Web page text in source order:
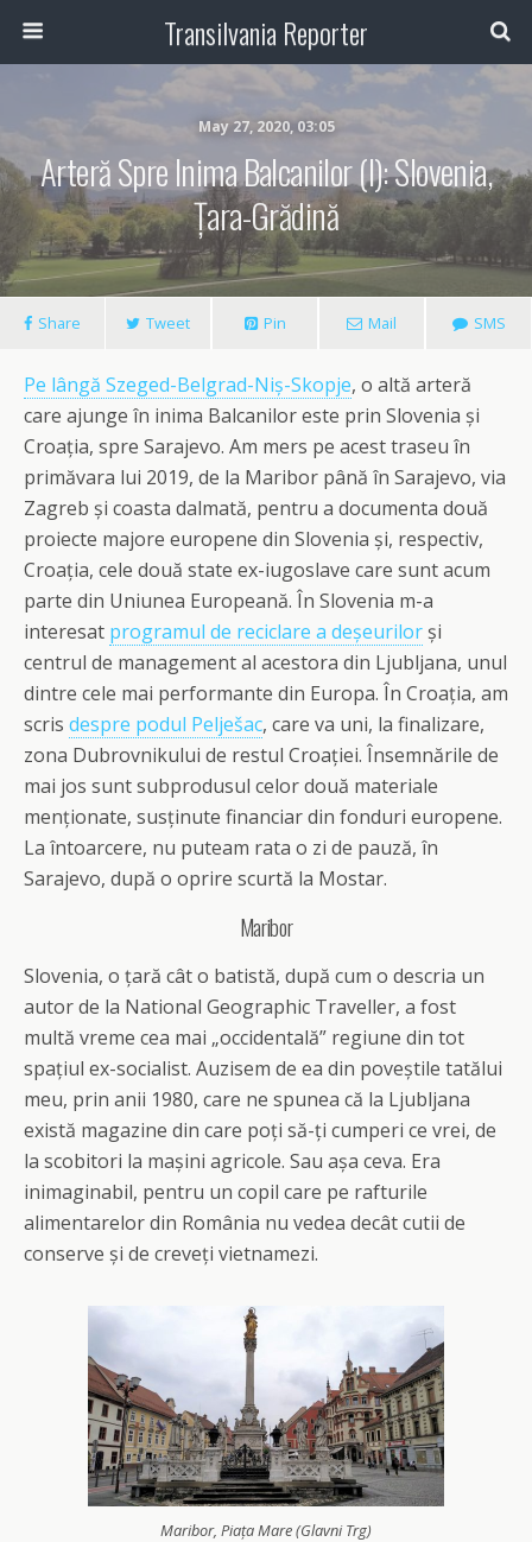
Transilvania Reporter
May 27, 2020, 03:05
Arteră Spre Inima Balcanilor (I): Slovenia,
Țara-Grădină
Share Tweet Pin Mail SMS
Pe lângă Szeged-Belgrad-Niș-Skopje, o altă arteră
care ajunge în inima Balcanilor este prin Slovenia și
Croația, spre Sarajevo. Am mers pe acest traseu în
primăvara lui 2019, de la Maribor până în Sarajevo, via
Zagreb și coasta dalmată, pentru a documenta două
proiecte majore europene din Slovenia și, respectiv,
Croația, cele două state ex-iugoslave care sunt acum
parte din Uniunea Europeană. În Slovenia m-a
interesat programul de reciclare a deșeurilor și
centrul de management al acestora din Ljubljana, unul
dintre cele mai performante din Europa. În Croația, am
scris despre podul Pelješac, care va uni, la finalizare,
zona Dubrovnikului de restul Croației. Însemnările de
mai jos sunt subprodusul celor două materiale
menționate, susținute financiar din fonduri europene.
La întoarcere, nu puteam rata o zi de pauză, în
Sarajevo, după o oprire scurtă la Mostar.
Maribor
Slovenia, o țară cât o batistă, după cum o descria un
autor de la National Geographic Traveller, a fost
multă vreme cea mai „occidentală” regiune din tot
spațiul ex-socialist. Auzisem de ea din poveștile tatălui
meu, prin anii 1980, care ne spunea că la Ljubljana
există magazine din care poți să-ți cumperi ce vrei, de
la scobitori la mașini agricole. Sau așa ceva. Era
inimaginabil, pentru un copil care pe rafturile
alimentarelor din România nu vedea decât cutii de
conserve și de creveți vietnamezi.
Maribor, Piața Mare (Glavni Trg)